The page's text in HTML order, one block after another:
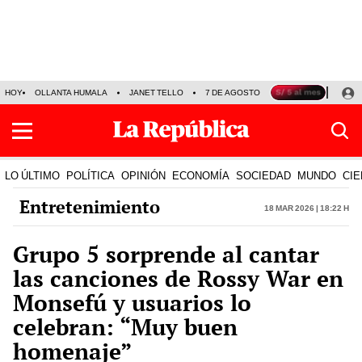
HOY OLLANTA HUMALA JANET TELLO 7 DE AGOSTO TINKA RESULTADOS
LO ÚLTIMO POLÍTICA OPINIÓN ECONOMÍA SOCIEDAD MUNDO
Entretenimiento 18 Mar 2026 | 18:22 h
Grupo 5 sorprende al cantar
las canciones de Rossy War en
Monsefú y usuarios lo
celebran: “Muy buen
homenaje”